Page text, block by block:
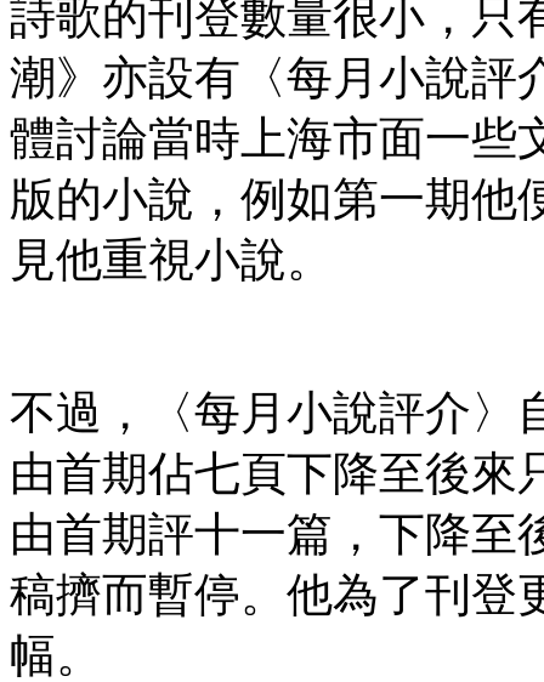
詩歌的刊登數量很小，只
潮》亦設有〈每月小說評
體討論當時上海市面一些
版的小說，例如第一期他
見他重視小說。
不過，〈每月小說評介〉
由首期佔七頁下降至後來
由首期評十一篇，下降至
稿擠而暫停。他為了刊登
幅。